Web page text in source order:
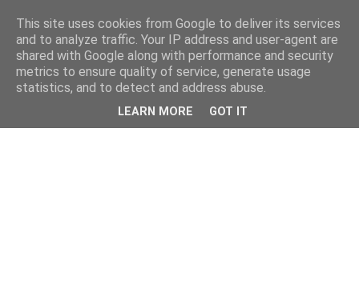
This site uses cookies from Google to deliver its services
and to analyze traffic. Your IP address and user-agent are
shared with Google along with performance and security
metrics to ensure quality of service, generate usage
statistics, and to detect and address abuse.
LEARN MORE GOT IT